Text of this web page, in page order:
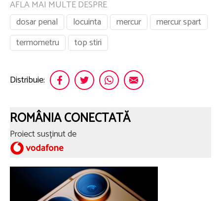
AFLA MAI MULTE DESPRE
dosar penal
locuinta mercur
mercur spart
termometru
top stiri
Distribuie:
ROMÂNIA CONECTATĂ
Proiect susținut de